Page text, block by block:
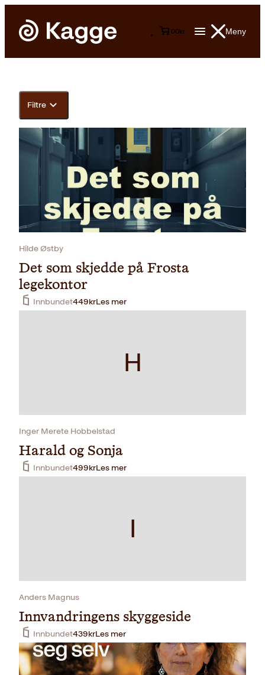
Meny
00kr
Filtre
Hilde Østby
Det som skjedde på Frosta
legekontor
Innbundet449krLes mer
H
Inger Merete Hobbelstad
Harald og Sonja
Innbundet499krLes mer
I
Anders Magnus
Innvandringens skyggeside
Innbundet439krLes mer